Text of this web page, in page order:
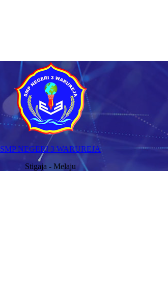
SMP NEGERI 3 WARUREJA
Stigaja - Melaju